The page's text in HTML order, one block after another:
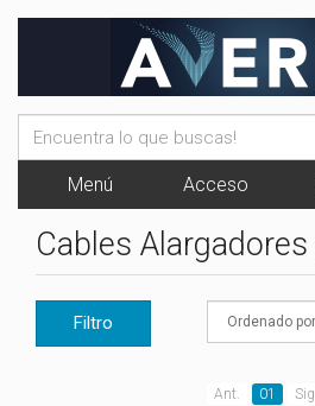
Menú Acceso
Cables Alargadores
Filtro
Ant. 01 Sig.